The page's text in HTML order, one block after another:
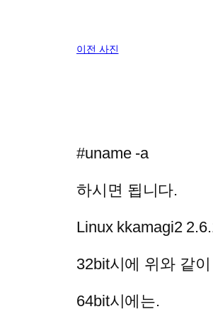
이전 사진
#uname -a
하시면 됩니다.
Linux kkamagi2
32bit시에 위와 같
64bit시에는.